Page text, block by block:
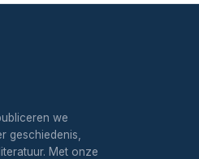
we
geschiedenis,
Met onze